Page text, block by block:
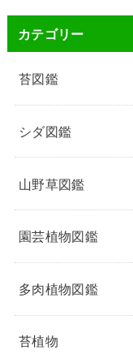
カテゴリー
苔図鑑
シダ図鑑
山野草図鑑
園芸植物図鑑
多肉植物図鑑
苔植物